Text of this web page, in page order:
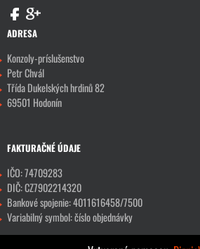
ADRESA
Konzoly-príslušenstvo
Petr Chvál
Třída Dukelských hrdinů 82
69501 Hodonín
FAKTURAČNÉ ÚDAJE
IČO: 74709283
DIČ: CZ7902214320
Bankové spojenie: 4011616458/7500
Variabilný symbol: číslo objednávky